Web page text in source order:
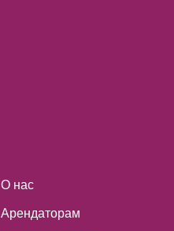
О нас
Арендаторам